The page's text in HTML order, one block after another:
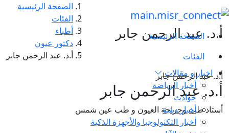
الصفحة الرئيسية
الفئات
اخبار و مقالات
أخبار الرياضة
حوادث
أخبار دينية
أخبار التكنولوجيا والأجهزة الذكية
أ.د. عبد الرحمن جابر
الصفحة الرئيسية
الفئات
أطباء
دكتور عيون
أ.د. عبد الرحمن جابر
أ.د. عبد الرحمن جابر
أ.د. عبد الرحمن جابر
أستاذ طب وجراحة العيون و طب عين شمس